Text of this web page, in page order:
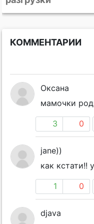
КОММЕНТАРИИ
Оксана
мамочки
3 0
jane))
как кстати!!
1 0
djava